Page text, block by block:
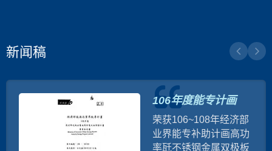
新闻稿
106年度能专计画
荣获106~108年经济部
业界能专补助计画高功
率瓩不锈钢金属双极板